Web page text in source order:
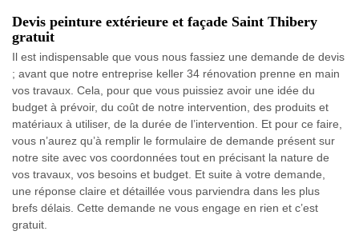
Devis peinture extérieure et façade Saint Thibery
gratuit
Il est indispensable que vous nous fassiez une demande de devis
; avant que notre entreprise keller 34 rénovation prenne en main
vos travaux. Cela, pour que vous puissiez avoir une idée du
budget à prévoir, du coût de notre intervention, des produits et
matériaux à utiliser, de la durée de l’intervention. Et pour ce faire,
vous n’aurez qu’à remplir le formulaire de demande présent sur
notre site avec vos coordonnées tout en précisant la nature de
vos travaux, vos besoins et budget. Et suite à votre demande,
une réponse claire et détaillée vous parviendra dans les plus
brefs délais. Cette demande ne vous engage en rien et c’est
gratuit.